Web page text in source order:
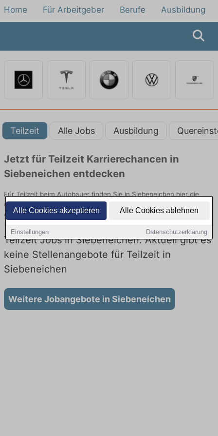
Alle Cookies akzeptieren Alle Cookies ablehnen
Einstellungen Datenschutzerklärung
Home Für Arbeitgeber Berufe Ausbildung
Teilzeit Alle Jobs Ausbildung
Jetzt für Teilzeit Karrierechancen in
Siebeneichen entdecken
Für Teilzeit beim Autobauer finden Sie in Siebeneichen hier die
aktuellsten Angebote. Entdecken Sie freie Optionen von Top-
Arbeitgebern und bewerben Sie sich noch heute.
Teilzeit Jobs in Siebeneichen: Aktuell gibt es
keine Stellenangebote für Teilzeit in
Siebeneichen
Weitere Jobangebote in Siebeneichen